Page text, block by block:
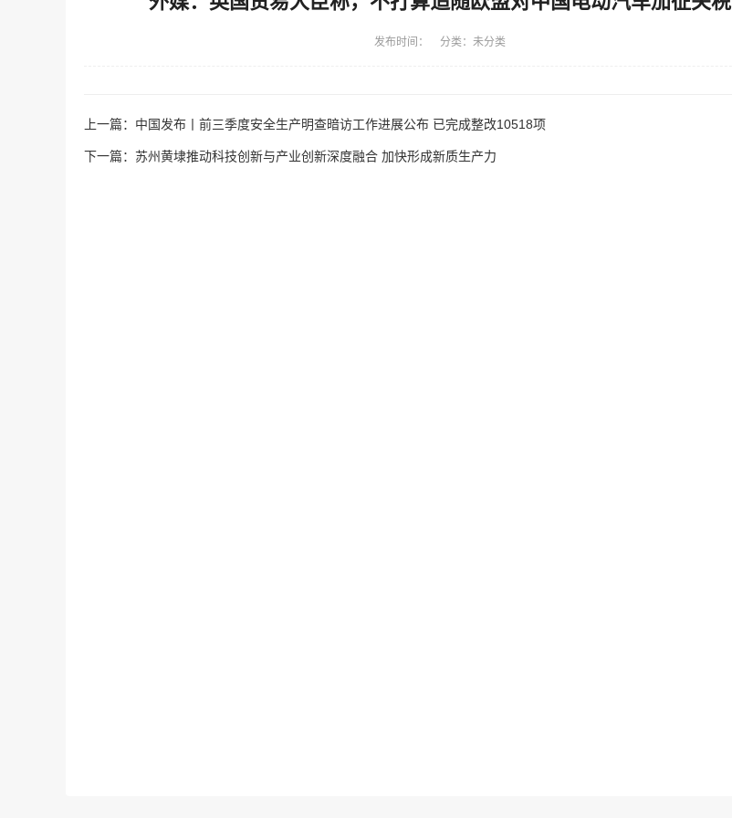
发布时间： 分类：未分类
上一篇： 中国发布丨前三季度安全生产明查暗访工作进展公布 已完成整改10518项
下一篇： 苏州黄埭推动科技创新与产业创新深度融合 加快形成新质生产力